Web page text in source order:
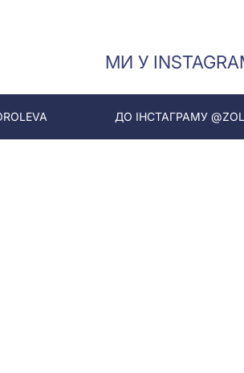
МИ У
ДО ІНСТАГРАМУ @ZOLOTAKOROLEVA